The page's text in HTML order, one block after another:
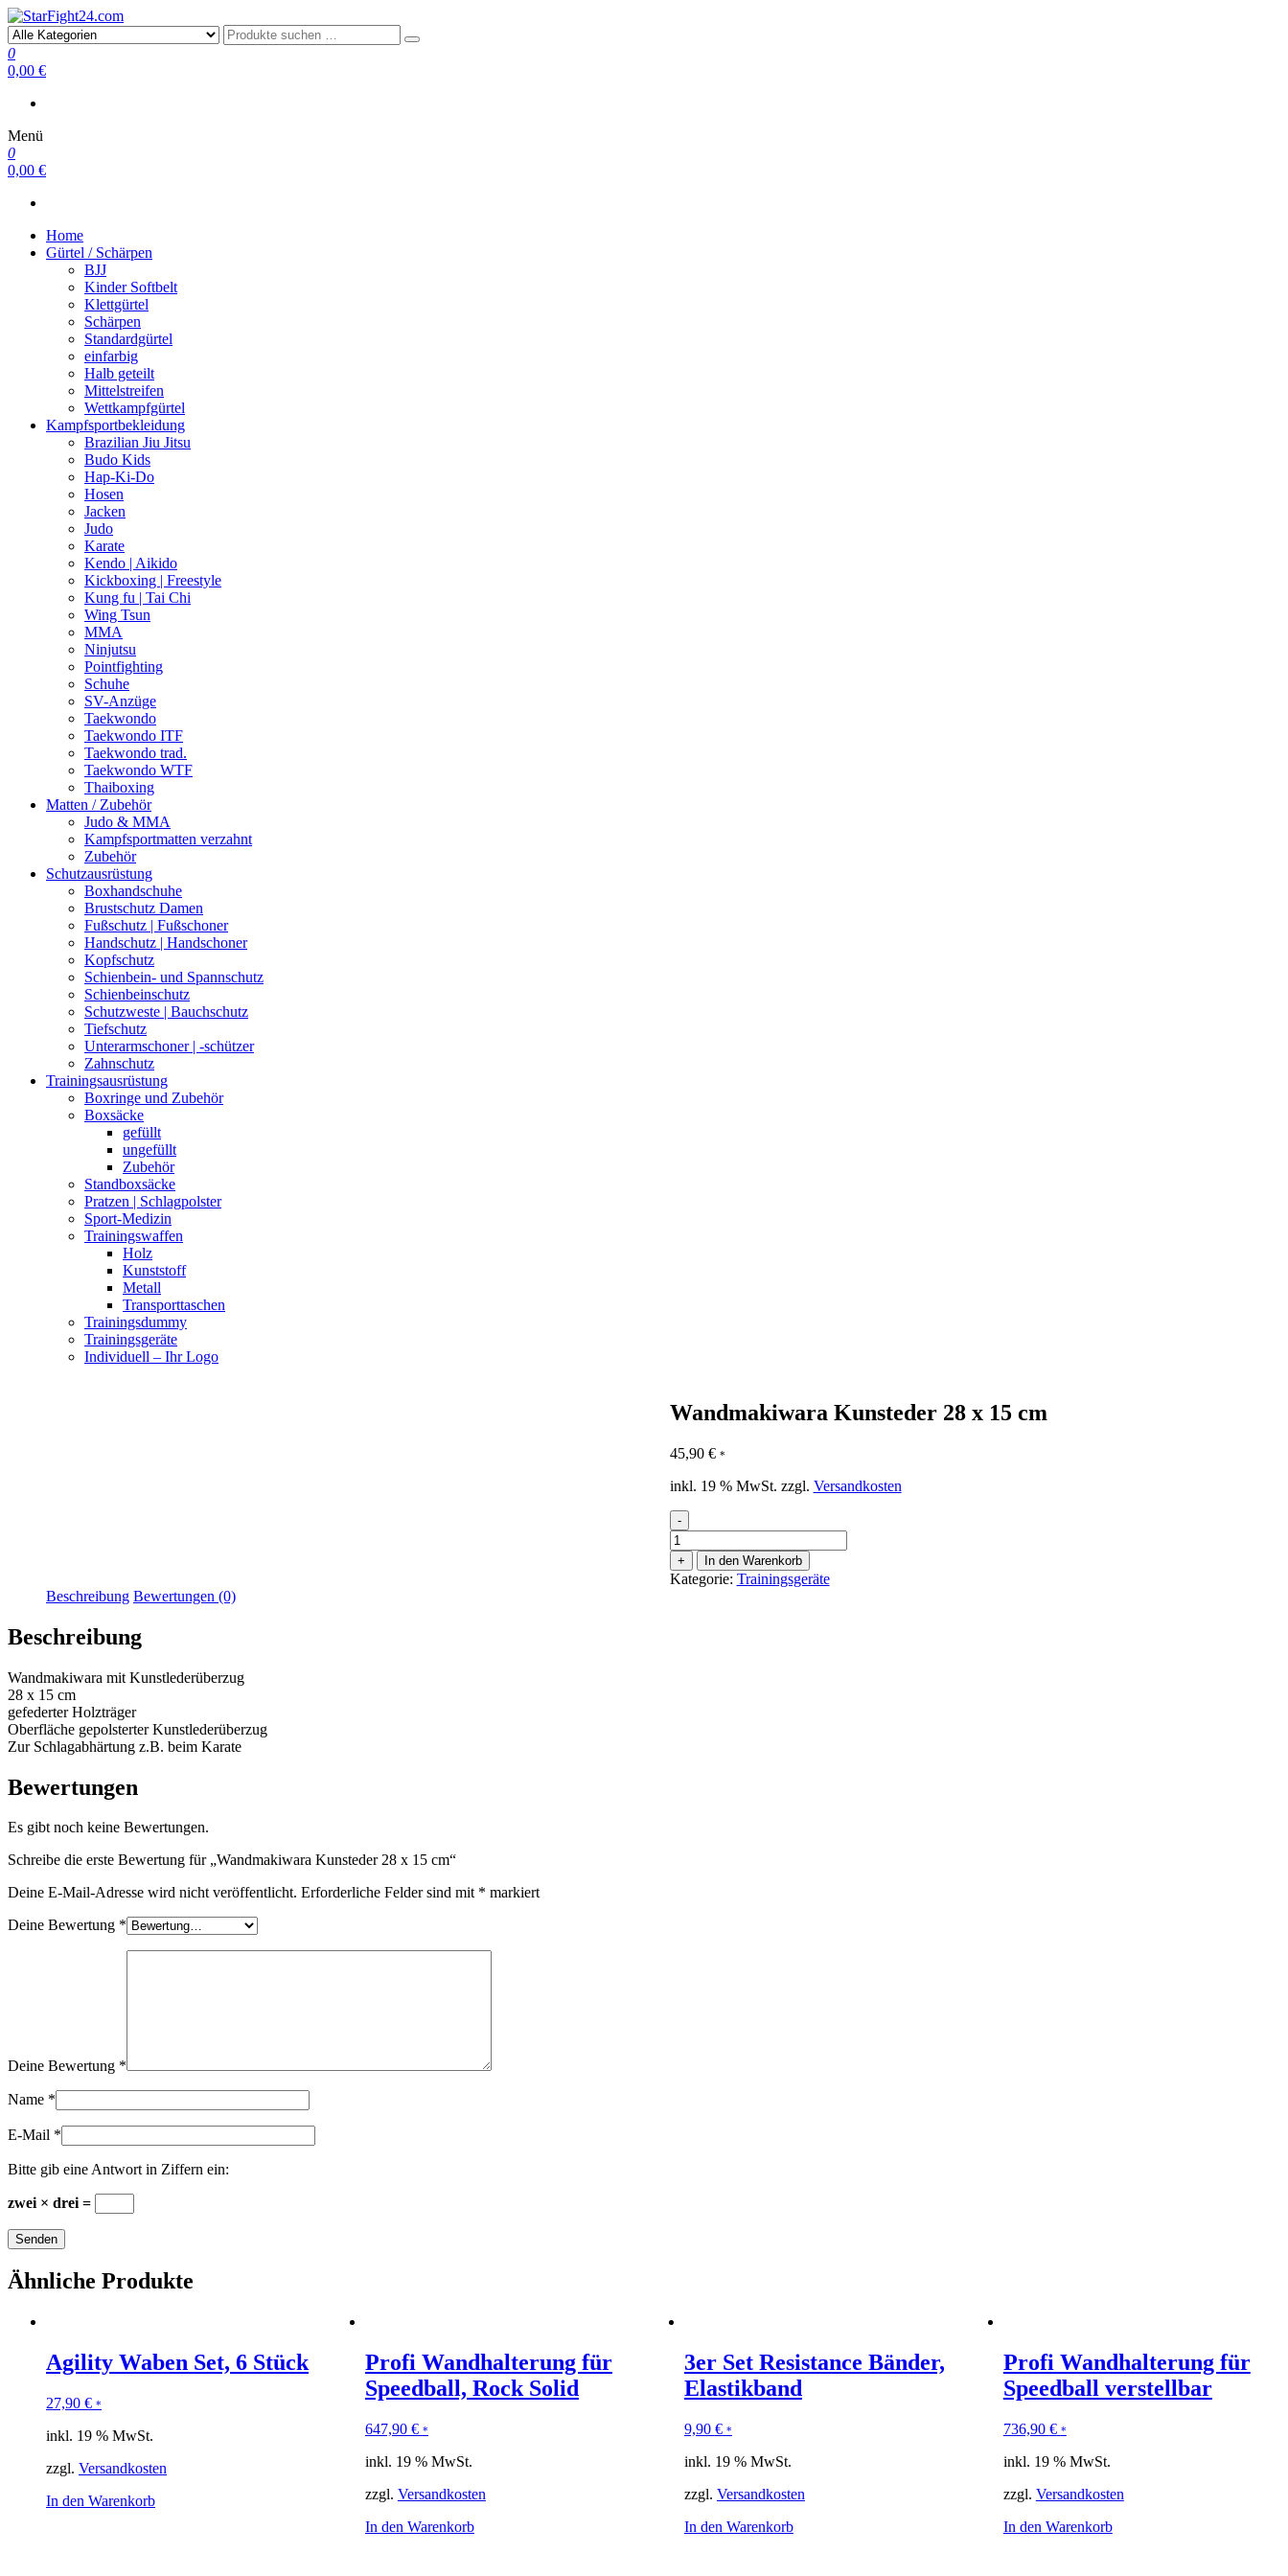
StarFight24.com
Kampfsportartikel
0
0,00 €
Menü
0
0,00 €
Home
Gürtel / Schärpen
BJJ
Kinder Softbelt
Klettgürtel
Schärpen
Standardgürtel
einfarbig
Halb geteilt
Mittelstreifen
Wettkampfgürtel
Kampfsportbekleidung
Brazilian Jiu Jitsu
Budo Kids
Hap-Ki-Do
Hosen
Jacken
Judo
Karate
Kendo | Aikido
Kickboxing | Freestyle
Kung fu | Tai Chi
Wing Tsun
MMA
Ninjutsu
Pointfighting
Schuhe
SV-Anzüge
Taekwondo
Taekwondo ITF
Taekwondo trad.
Taekwondo WTF
Thaiboxing
Matten / Zubehör
Judo & MMA
Kampfsportmatten verzahnt
Zubehör
Schutzausrüstung
Boxhandschuhe
Brustschutz Damen
Fußschutz | Fußschoner
Handschutz | Handschoner
Kopfschutz
Schienbein- und Spannschutz
Schienbeinschutz
Schutzweste | Bauchschutz
Tiefschutz
Unterarmschoner | -schützer
Zahnschutz
Trainingsausrüstung
Boxringe und Zubehör
Boxsäcke
gefüllt
ungefüllt
Zubehör
Standboxsäcke
Pratzen | Schlagpolster
Sport-Medizin
Trainingswaffen
Holz
Kunststoff
Metall
Transporttaschen
Trainingsdummy
Trainingsgeräte
Individuell – Ihr Logo
Wandmakiwara Kunsteder 28 x 15 cm
45,90 € *
inkl. 19 % MwSt. zzgl. Versandkosten
-
Wandmakiwara
Kunsteder
28
x
+ In den Warenkorb
Kategorie: Trainingsgeräte
Beschreibung Bewertungen (0)
Beschreibung
Wandmakiwara mit Kunstlederüberzug
28 x 15 cm
gefederter Holzträger
Oberfläche gepolsterter Kunstlederüberzug
Zur Schlagabhärtung z.B. beim Karate
Bewertungen
Es gibt noch keine Bewertungen.
Schreibe die erste Bewertung für „Wandmakiwara Kunsteder 28 x 15 cm“
Deine E-Mail-Adresse wird nicht veröffentlicht. Erforderliche Felder sind mit * markiert
Deine Bewertung *
Deine Bewertung *
Name *
E-Mail *
Bitte gib eine Antwort in Ziffern ein:
zwei × drei =
Ähnliche Produkte
Agility Waben Set, 6 Stück
27,90 € *
inkl. 19 % MwSt.
zzgl. Versandkosten
In den Warenkorb
Profi Wandhalterung für
Speedball, Rock Solid
647,90 € *
inkl. 19 % MwSt.
zzgl. Versandkosten
In den Warenkorb
3er Set Resistance Bänder,
Elastikband
9,90 € *
inkl. 19 % MwSt.
zzgl. Versandkosten
In den Warenkorb
Profi Wandhalterung für
Speedball verstellbar
736,90 € *
inkl. 19 % MwSt.
zzgl. Versandkosten
In den Warenkorb